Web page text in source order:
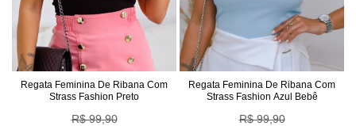
Regata Feminina De Ribana Com
Strass Fashion Preto
R$ 99,90
Regata Feminina De Ribana Com
Strass Fashion Azul Bebê
R$ 99,90